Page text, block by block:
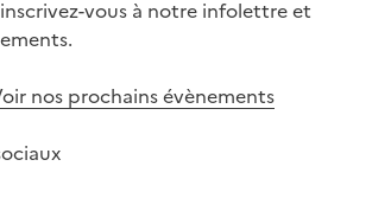
vous à notre infolettre et
nos prochains évènements